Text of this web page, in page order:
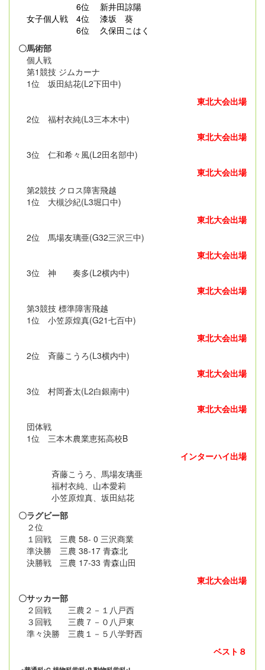
6位 新井田諒陽
女子個人戦 4位 漆坂 葵
6位 久保田こはく
〇馬術部
個人戦
第1競技 ジムカーナ
1位 坂田結花(L2下田中)
東北大会出場
2位 福村衣純(L3三本木中)
東北大会出場
3位 仁和希々風(L2田名部中)
東北大会出場
第2競技 クロス障害飛越
1位 大槻沙紀(L3堀口中)
東北大会出場
2位 馬場友璃亜(G32三沢三中)
東北大会出場
3位 神 奏多(L2横内中)
東北大会出場
第3競技 標準障害飛越
1位 小笠原煌真(G21七百中)
東北大会出場
2位 斉藤こうろ(L3横内中)
東北大会出場
3位 村岡蒼太(L2白銀南中)
東北大会出場
団体戦
1位 三本木農業恵拓高校B
インターハイ出場
斉藤こうろ、馬場友璃亜
福村衣純、山本愛莉
小笠原煌真、坂田結花
〇ラグビー部
２位
１回戦 三農 58- 0 三沢商業
準決勝 三農 38-17 青森北
決勝戦 三農 17-33 青森山田
東北大会出場
〇サッカー部
２回戦 三農２－１八戸西
３回戦 三農７－０八戸東
準々決勝 三農１－５八学野西
ベスト８